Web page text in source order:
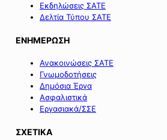
Εκδηλώσεις ΣΑΤΕ
Δελτία Τύπου ΣΑΤΕ
ΕΝΗΜΕΡΩΣΗ
Ανακοινώσεις ΣΑΤΕ
Γνωμοδοτήσεις
Δημόσια Έργα
Ασφαλιστικά
Εργασιακά/ΣΣΕ
ΣΧΕΤΙΚΑ